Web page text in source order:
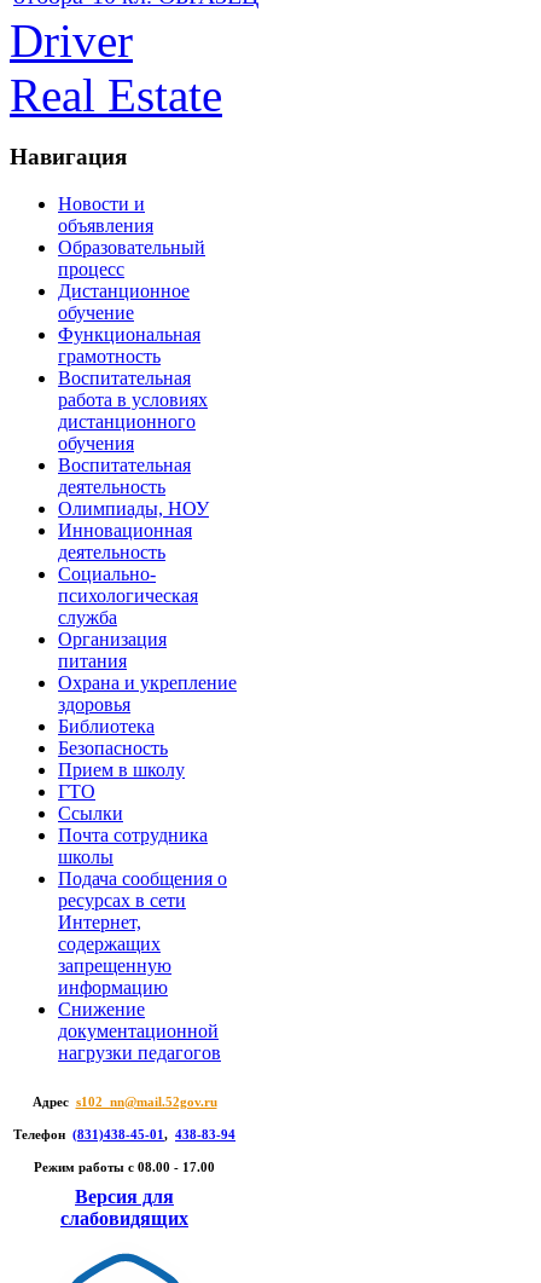
Driver
Real Estate
Навигация
Новости и
объявления
Образовательный
процесс
Дистанционное
обучение
Функциональная
грамотность
Воспитательная
работа в условиях
дистанционного
обучения
Воспитательная
деятельность
Олимпиады, НОУ
Инновационная
деятельность
Социально-
психологическая
служба
Организация
питания
Охрана и укрепление
здоровья
Библиотека
Безопасность
Прием в школу
ГТО
Ссылки
Почта сотрудника
школы
Подача сообщения о
ресурсах в сети
Интернет,
содержащих
запрещенную
информацию
Снижение
документационной
нагрузки педагогов
Адрес s102_nn@mail.52gov.ru
Телефон (831)438-45-01 , 438-83-94
Режим работы c 08.00 - 17.00
Версия для
слабовидящих